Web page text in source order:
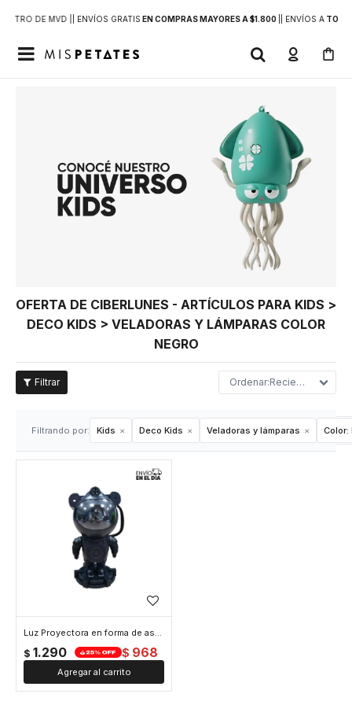
DE MVD | | ENVÍOS GRATIS EN COMPRAS MAYORES A $1.800 | ENVÍOS ATODO

OFERTA DE CIBERLUNES - ARTÍCULOS PARA KIDS >
DECO KIDS > VELADORAS Y LÁMPARAS COLOR
NEGRO
Recientes
Filtrando por: Kids Deco Kids Veladoras y lámparas Color:
Luz Proyectora en forma de astronauta - Negro
$ 1.290 $ 968